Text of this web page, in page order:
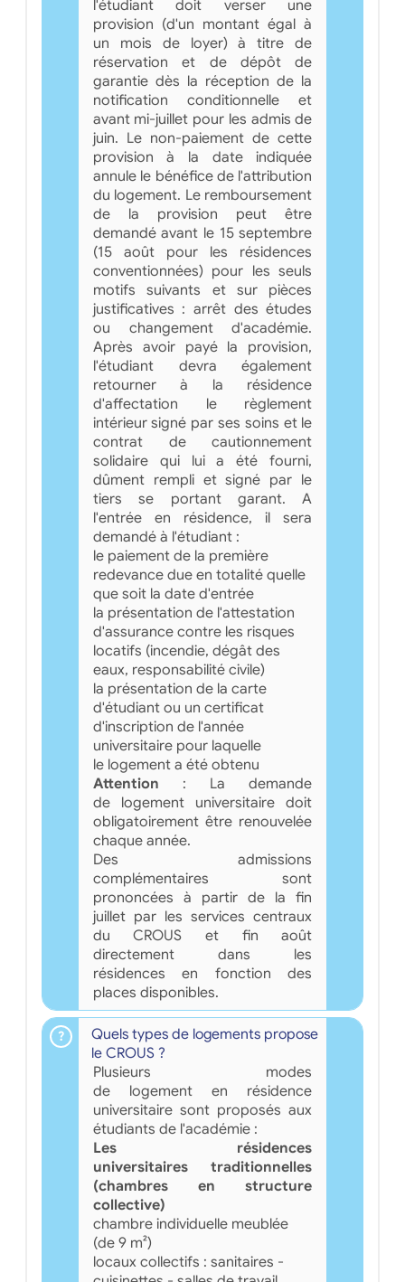
l'étudiant doit verser une
provision (d'un montant égal à
un mois de loyer) à titre de
réservation et de dépôt de
garantie dès la réception de la
notification conditionnelle et
avant mi-juillet pour les admis de
juin. Le non-paiement de cette
provision à la date indiquée
annule le bénéfice de l'attribution
du logement. Le remboursement
de la provision peut être
demandé avant le 15 septembre
(15 août pour les résidences
conventionnées) pour les seuls
motifs suivants et sur pièces
justificatives : arrêt des études
ou changement d'académie.
Après avoir payé la provision,
l'étudiant devra également
retourner à la résidence
d'affectation le règlement
intérieur signé par ses soins et le
contrat de cautionnement
solidaire qui lui a été fourni,
dûment rempli et signé par le
tiers se portant garant. A
l'entrée en résidence, il sera
demandé à l'étudiant :
le paiement de la première
redevance due en totalité quelle
que soit la date d'entrée
la présentation de l'attestation
d'assurance contre les risques
locatifs (incendie, dégât des
eaux, responsabilité civile)
la présentation de la carte
d'étudiant ou un certificat
d'inscription de l'année
universitaire pour laquelle
le logement a été obtenu
Attention : La demande
de logement universitaire doit
obligatoirement être renouvelée
chaque année.
Des admissions
complémentaires sont
prononcées à partir de la fin
juillet par les services centraux
du CROUS et fin août
directement dans les
résidences en fonction des
places disponibles.
Quels types de logements propose
le CROUS ?
Plusieurs modes
de logement en résidence
universitaire sont proposés aux
étudiants de l'académie :
Les résidences
universitaires traditionnelles
(chambres en structure
collective)
chambre individuelle meublée
(de 9 m²)
locaux collectifs : sanitaires -